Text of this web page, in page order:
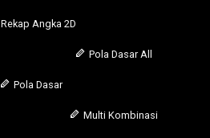
Rekap Angka 2D
Pola Dasar All
Pola Dasar
Multi Kombinasi